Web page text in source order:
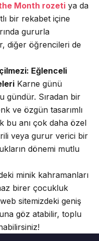
Month rozetiya da
bir rekabet içine
gururla
diğer öğrencileri de
Eğlenceli
Karne günü
gündür. Sıradan bir
ve özgün tasarımlı
bu anı çok daha özel
veya gurur verici bir
dönemi mutlu
minik kahramanları
birer çocukluk
sitemizdeki geniş
göz atabilir, toplu